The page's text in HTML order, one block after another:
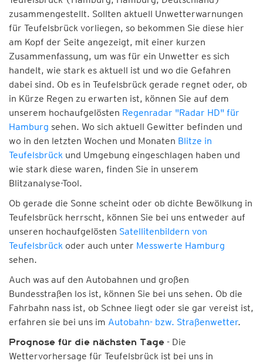
zusammengestellt. Sollten aktuell Unwetterwarnungen
für Teufelsbrück vorliegen, so bekommen Sie diese hier
am Kopf der Seite angezeigt, mit einer kurzen
Zusammenfassung, um was für ein Unwetter es sich
handelt, wie stark es aktuell ist und wo die Gefahren
dabei sind. Ob es in Teufelsbrück gerade regnet oder, ob
in Kürze Regen zu erwarten ist, können Sie auf dem
unserem hochaufgelösten Regenradar "Radar HD" für
Hamburg sehen. Wo sich aktuell Gewitter befinden und
wo in den letzten Wochen und Monaten Blitze in
Teufelsbrück und Umgebung eingeschlagen haben und
wie stark diese waren, finden Sie in unserem
Blitzanalyse-Tool.
Ob gerade die Sonne scheint oder ob dichte Bewölkung in
Teufelsbrück herrscht, können Sie bei uns entweder auf
unseren hochaufgelösten Satellitenbildern von
Teufelsbrück oder auch unter Messwerte Hamburg
sehen.
Auch was auf den Autobahnen und großen
Bundesstraßen los ist, können Sie bei uns sehen. Ob die
Fahrbahn nass ist, ob Schnee liegt oder sie gar vereist ist,
erfahren sie bei uns im Autobahn- bzw. Straßenwetter.
Prognose für die nächsten Tage - Die
Wettervorhersage für Teufelsbrück ist bei uns in